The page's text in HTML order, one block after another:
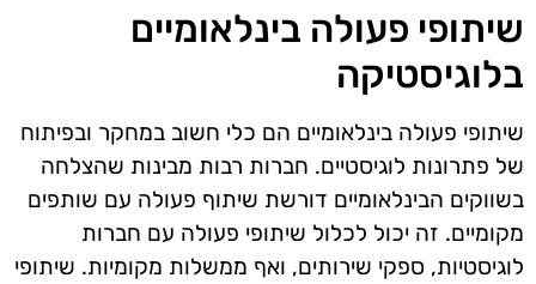
שיתופי פעולה בינלאומיים
בלוגיסטיקה
שיתופי פעולה בינלאומיים הם כלי חשוב במחקר ובפיתוח
של פתרונות לוגיסטיים. חברות רבות מבינות שהצלחה
בשווקים הבינלאומיים דורשת שיתוף פעולה עם שותפים
מקומיים. זה יכול לכלול שיתופי פעולה עם חברות
לוגיסטיות, ספקי שירותים, ואף ממשלות מקומיות. שיתופי